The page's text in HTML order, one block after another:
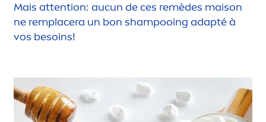
Mais attention: aucun de ces remèdes maison
ne remplacera un bon shampooing adapté à
vos besoins!